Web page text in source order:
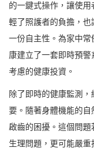
的一鍵式操作，讓使
輕了照護者的負擔，
一份自主性。為家中常
康建立了一套即時預
考慮的健康投資。
除了即時的健康監測
要。隨著身體機能的
啟齒的困擾。這個問
生理問題，更可能嚴